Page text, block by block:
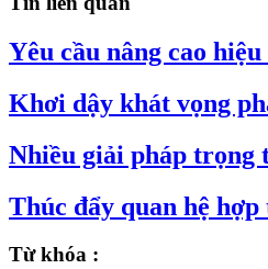
Yêu cầu nâng cao
Khơi dậy khát vọng
Nhiều giải pháp trọng
Thúc đẩy quan hệ
Từ khóa :